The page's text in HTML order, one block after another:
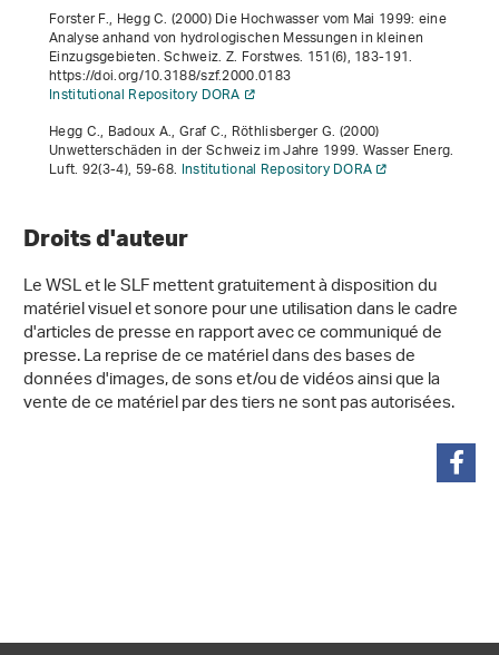
Forster F., Hegg C. (2000) Die Hochwasser vom Mai 1999: eine
Analyse anhand von hydrologischen Messungen in kleinen
Einzugsgebieten. Schweiz. Z. Forstwes. 151(6), 183-191.
https://doi.org/10.3188/szf.2000.0183
Institutional Repository DORA
Hegg C., Badoux A., Graf C., Röthlisberger G. (2000)
Unwetterschäden in der Schweiz im Jahre 1999. Wasser Energ.
Luft.92(3-4), 59-68. Institutional Repository DORA
Droits d'auteur
Le WSL et le SLF mettent gratuitement à disposition du
matériel visuel et sonore pour une utilisation dans le cadre
d'articles de presse en rapport avec ce communiqué de
presse. La reprise de ce matériel dans des bases de
données d'images, de sons et/ou de vidéos ainsi que la
vente de ce matériel par des tiers ne sont pas autorisées.